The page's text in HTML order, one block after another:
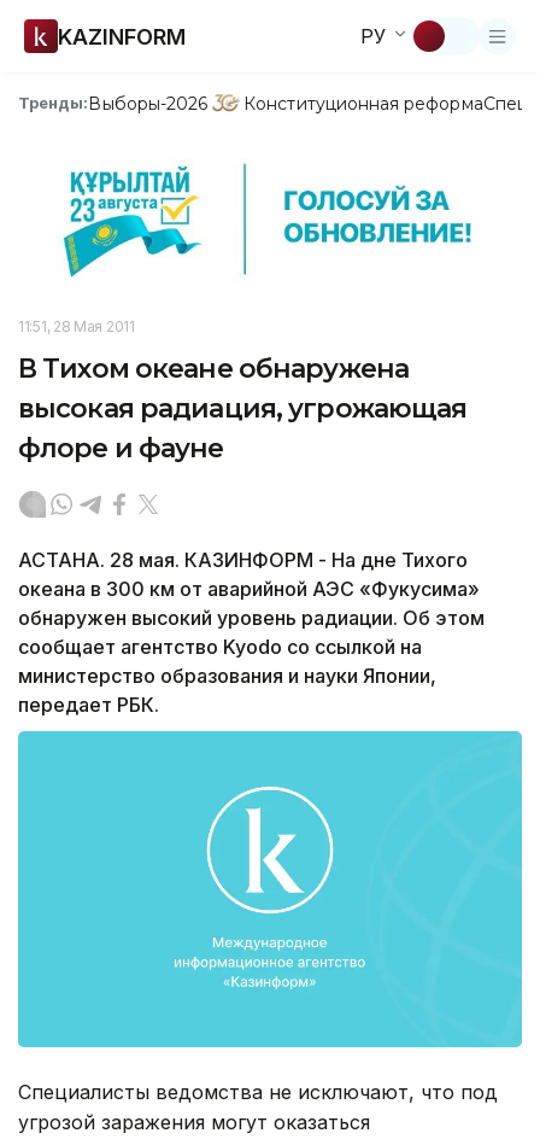
KAZINFORM РУ
Тренды:Выборы-2026 Конституционная реформа
11:51, 28 Мая 2011
В Тихом океане обнаружена
высокая радиация, угрожающая
флоре и фауне
АСТАНА. 28 мая. КАЗИНФОРМ - На дне Тихого
океана в 300 км от аварийной АЭС «Фукусима»
обнаружен высокий уровень радиации. Об этом
сообщает агентство Kyodo со ссылкой на
министерство образования и науки Японии,
передает РБК.
Специалисты ведомства не исключают, что под
угрозой заражения могут оказаться